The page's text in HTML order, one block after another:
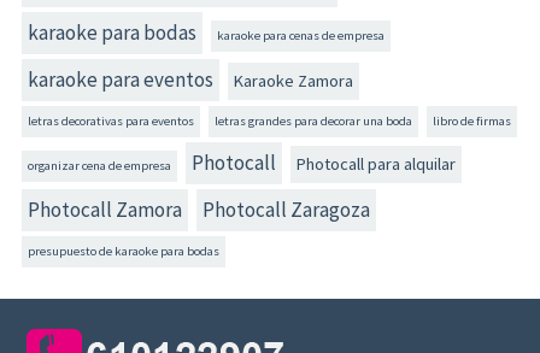
karaoke para bodas karaoke para cenas de empresa
karaoke para eventos Karaoke Zamora
letras decorativas para eventos letras grandes para decorar una boda libro de firmas
organizar cena de empresa Photocall Photocall para alquilar
Photocall Zamora Photocall Zaragoza
presupuesto de karaoke para bodas